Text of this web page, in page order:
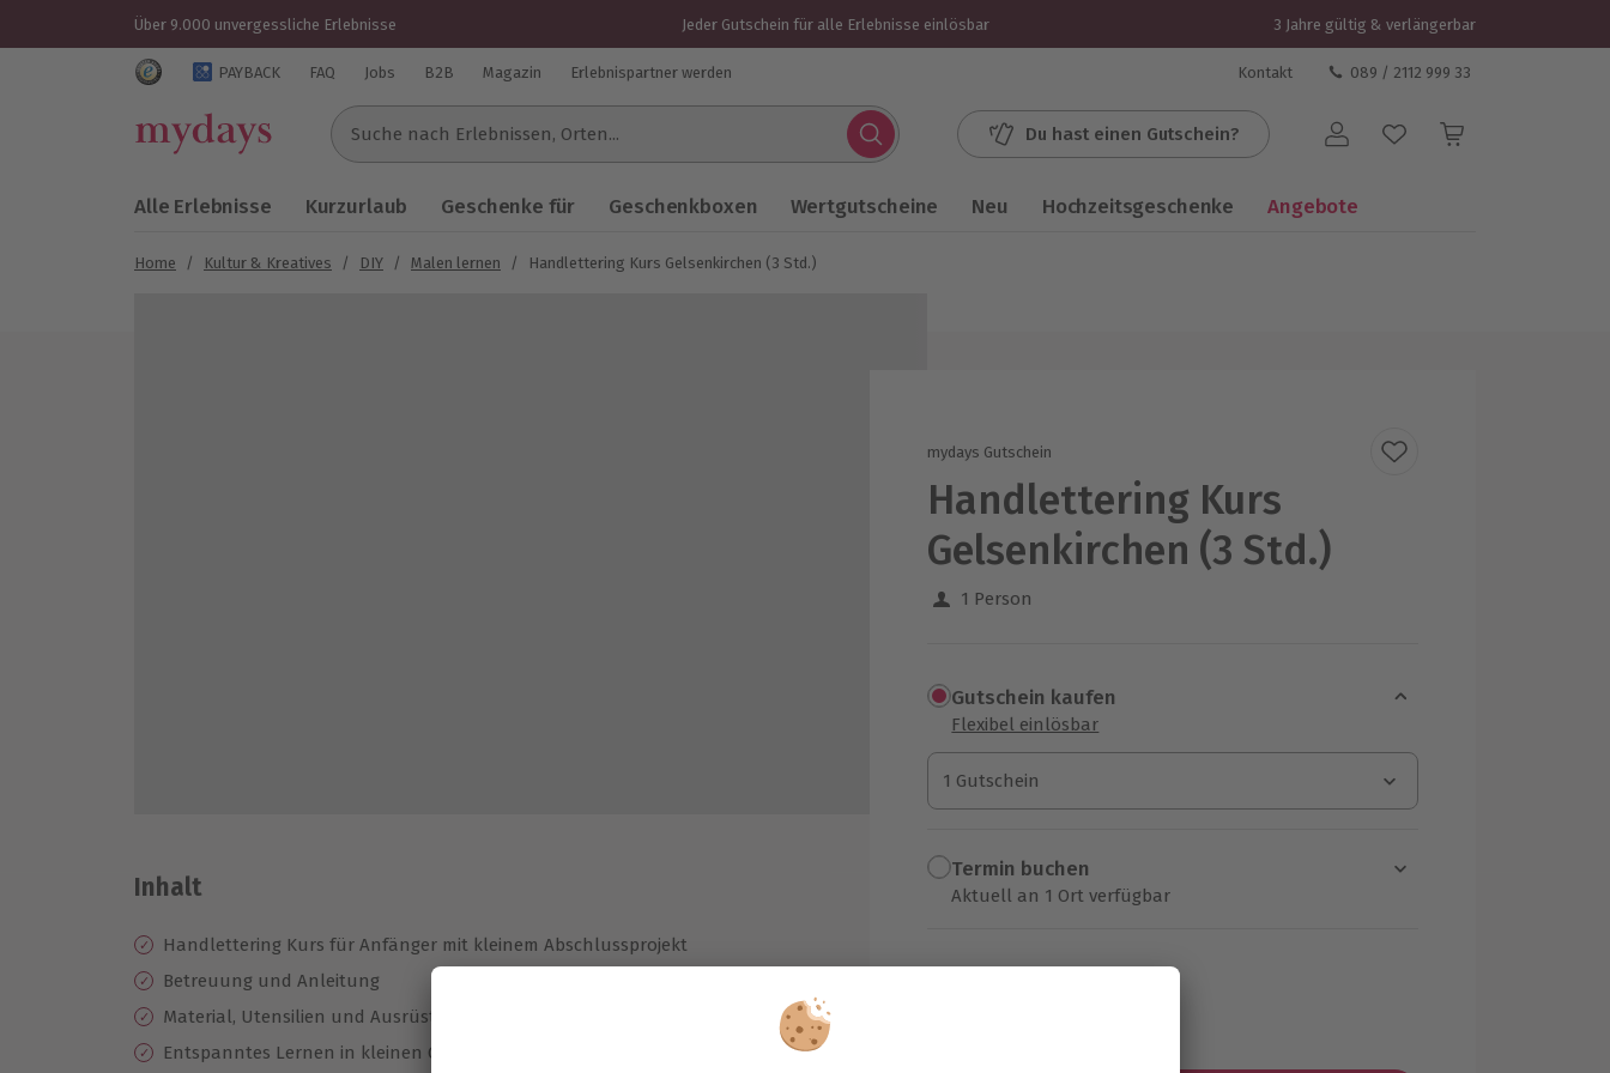
Über 9.000 unvergessliche Erlebnisse Jeder Gutschein für alle Erlebnisse einlösbar 3 Jahre gültig & verlängerbar
Trustedshops Bewertungen für mydays.de
PAYBACK FAQ Jobs B2B Magazin Erlebnispartner werden Kontakt 089 / 2112 999 33
Suche nach Erlebnissen...
Du hast einen Gutschein? Benutzerkonto
Alle Erlebnisse Kurzurlaub Geschenke für Geschenkboxen Wertgutscheine Neu Hochzeitsgeschenke Angebote
Home / Kultur & Kreatives / DIY / Malen lernen / Handlettering Kurs Gelsenkirchen (3 Std.)
mydays Gutschein
Handlettering Kurs
Gelsenkirchen (3 Std.)
1 Person
Gutschein kaufen
Flexibel einlösbar
1 Gutschein
1 Gutschein
1 Gutschein
Termin buchen
Aktuell an 1 Ort verfügbar
Inhalt
Handlettering Kurs für Anfänger mit kleinem Abschlussprojekt
Betreuung und Anleitung
Material, Utensilien und Ausrüstung
Entspanntes Lernen in kleinen Gruppen